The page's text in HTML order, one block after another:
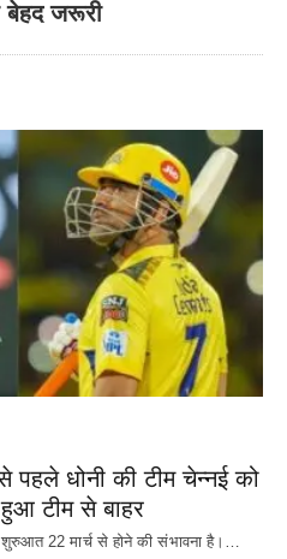
बेहद जरूरी
धोनी की टीम चेन्नई को
टीम से बाहर
22 मार्च से होने की संभावना है।…